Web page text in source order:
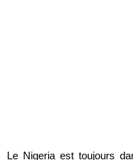
Le Nigeria est toujours